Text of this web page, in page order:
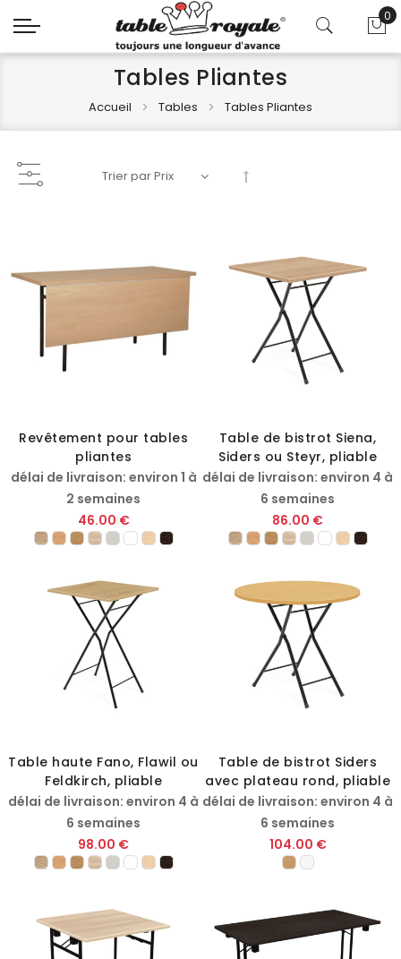
0
Tables Pliantes
Accueil Tables Tables Pliantes
décroissant
Revêtement pour tables
pliantes
délai de livraison: environ 1 à
2 semaines
46.00 €
Table de bistrot Siena,
Siders ou Steyr, pliable
délai de livraison: environ 4 à
6 semaines
86.00 €
Table haute Fano, Flawil ou
Feldkirch, pliable
délai de livraison: environ 4 à
6 semaines
98.00 €
Table de bistrot Siders
avec plateau rond, pliable
délai de livraison: environ 4 à
6 semaines
104.00 €